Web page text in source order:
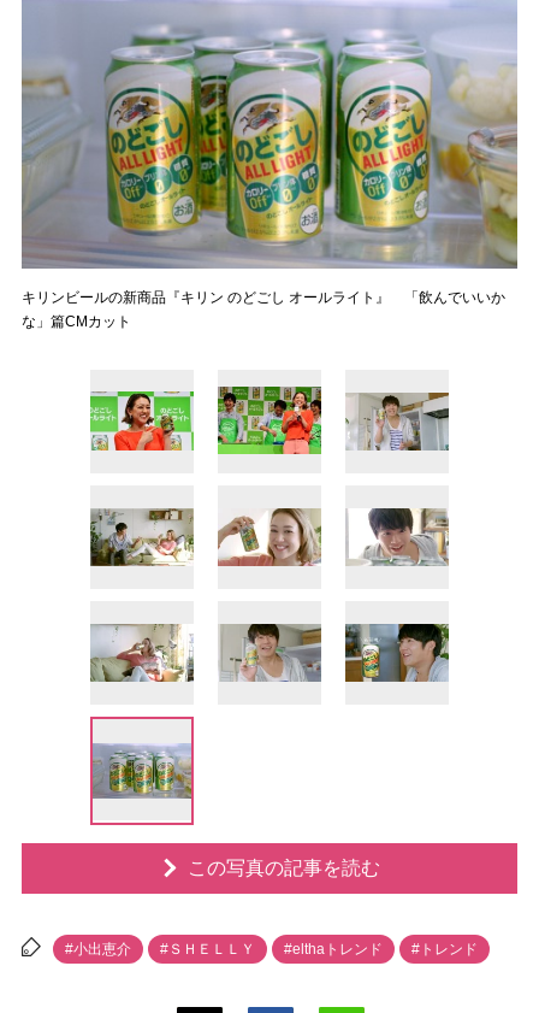
キリンビールの新商品『キリン のどごし オールライト』 「飲んでいいか
な」篇CMカット
この写真の記事を読む
#小出恵介 #ＳＨＥＬＬＹ #elthaトレンド #トレンド